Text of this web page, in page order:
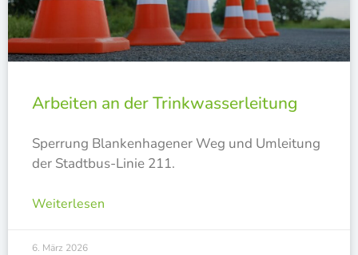
Arbeiten an der Trinkwasserleitung
Sper­rung Blan­ken­ha­ge­ner Weg und Umlei­tung
der Stadt­bus-Linie 211.
Weiterlesen
6. März 2026